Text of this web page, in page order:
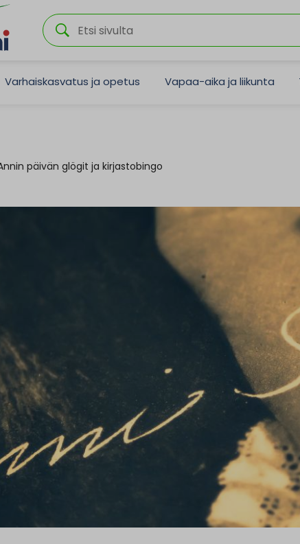
Varhaiskasvatus ja opetus Vapaa-aika ja liikunta
päivän glögit ja kirjastobingo